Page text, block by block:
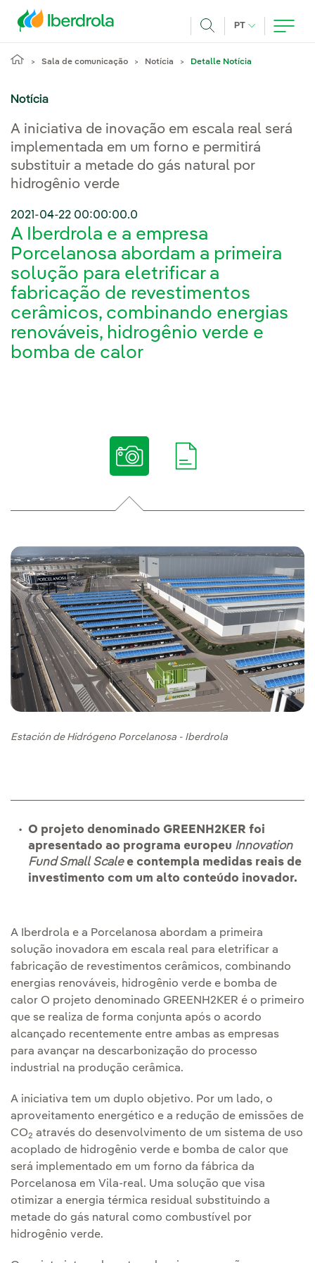
PT IDIOMA ATUAL,
Sala de comunicação Notícia Detalle Notícia
Notícia
A iniciativa de inovação em escala real será
implementada em um forno e permitirá
substituir a metade do gás natural por
hidrogênio verde
2021-04-22 00:00:00.0
A Iberdrola e a empresa
Porcelanosa abordam a primeira
solução para eletrificar a
fabricação de revestimentos
cerâmicos, combinando energias
renováveis, hidrogênio verde e
bomba de calor
Estación de Hidrógeno Porcelanosa - Iberdrola
O projeto denominado GREENH2KER foi
apresentado ao programa europeu Innovation
Fund Small Scalee contempla medidas reais de
investimento com um alto conteúdo inovador.
A Iberdrola e a Porcelanosa abordam a primeira
solução inovadora em escala real para eletrificar a
fabricação de revestimentos cerâmicos, combinando
energias renováveis, hidrogênio verde e bomba de
calor O projeto denominado GREENH2KER é o primeiro
que se realiza de forma conjunta após o acordo
alcançado recentemente entre ambas as empresas
para avançar na descarbonização do processo
industrial na produção cerâmica.
A iniciativa tem um duplo objetivo. Por um lado, o
aproveitamento energético e a redução de emissões de
CO2 através do desenvolvimento de um sistema de uso
acoplado de hidrogênio verde e bomba de calor que
será implementado em um forno da fábrica da
Porcelanosa em Vila-real. Uma solução que visa
otimizar a energia térmica residual substituindo a
metade do gás natural como combustível por
hidrogênio verde.